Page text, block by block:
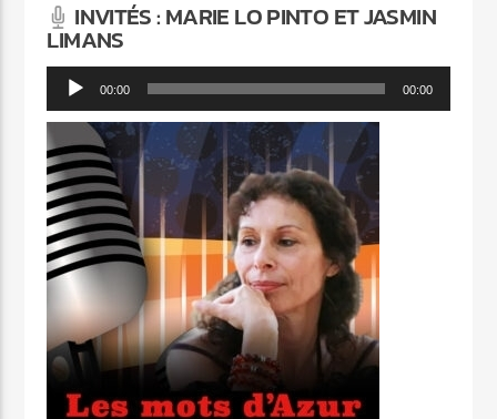
INVITÉS : MARIE LO PINTO ET JASMIN
LIMANS
Lecteur 00:00 00:00